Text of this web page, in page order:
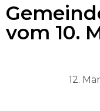
vom 10.
12.